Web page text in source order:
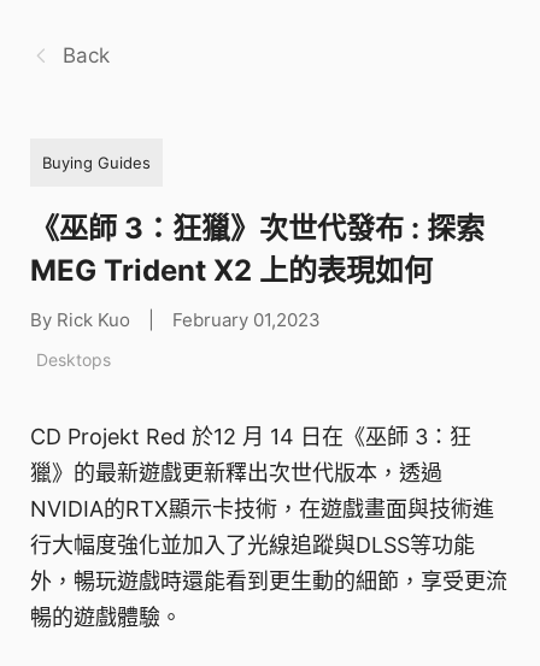
Back
Buying Guides
《巫師 3：狂獵》次世代發布 : 探索
MEG Trident X2 上的表現如何
By Rick Kuo February 01,2023
Desktops
CD Projekt Red 於12 月 14 日在《巫師 3：狂
獵》的最新遊戲更新釋出次世代版本，透過
NVIDIA的RTX顯示卡技術，在遊戲畫面與技術進
行大幅度強化並加入了光線追蹤與DLSS等功能
外，暢玩遊戲時還能看到更生動的細節，享受更流
暢的遊戲體驗。